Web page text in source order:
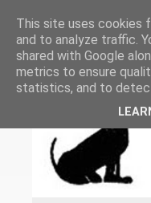
This site uses cookies
and to analyze traffic.
shared with Google
metrics to ensure
statistics, and to